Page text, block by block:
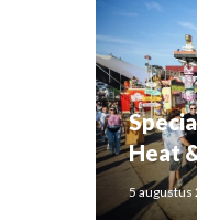
Heat
5 augustus